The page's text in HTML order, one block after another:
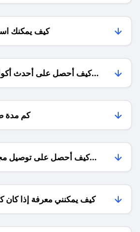
كيف يمكنك
كيف أحصل على أحدث
كم مدة
كيف أحصل على توصيل
كيف يمكنني معرفة إذا كان